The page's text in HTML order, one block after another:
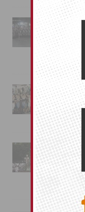
La
02/08/
La
01/08/
La
de los
toma
31/07/